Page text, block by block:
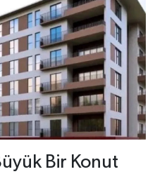
Bir Konut